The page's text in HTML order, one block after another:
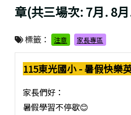
章(共三場次: 7月. 8
標籤： 注意 家長專區
115東光國小 - 暑假快樂
家長們好：
暑假學習不停歇😊